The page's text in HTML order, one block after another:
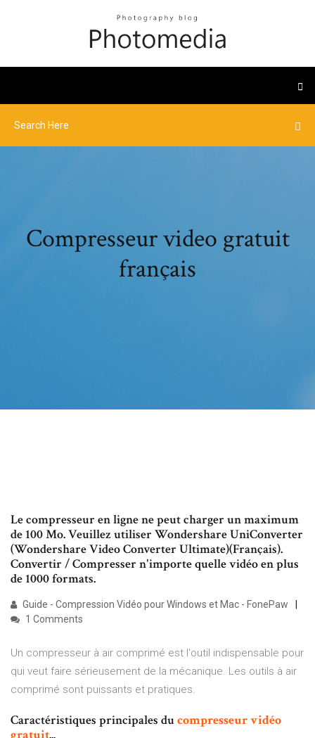
Compresseur video gratuit
français
Le compresseur en ligne ne peut charger un maximum
de 100 Mo. Veuillez utiliser Wondershare UniConverter
(Wondershare Video Converter Ultimate)(Français).
Convertir / Compresser n'importe quelle vidéo en plus
de 1000 formats.
Guide - Compression Vidéo pour Windows et Mac - FonePaw
1 Comments
Un compresseur à air comprimé est l'outil indispensable pour
qui veut faire sérieusement de la mécanique. Les outils à air
comprimé sont puissants et pratiques.
Caractéristiques principales ducompresseurvidéo